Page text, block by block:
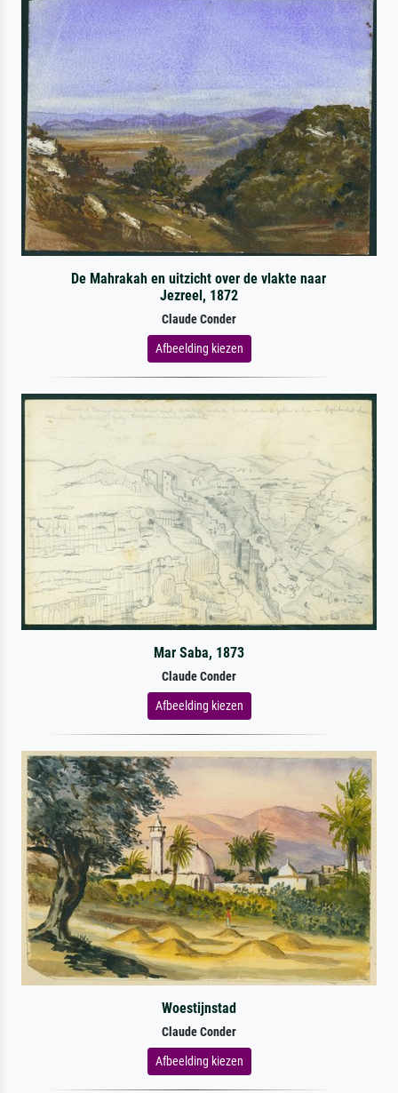
De Mahrakah en uitzicht over de vlakte naar
Jezreel, 1872
Claude Conder
Afbeelding kiezen
Mar Saba, 1873
Claude Conder
Afbeelding kiezen
Woestijnstad
Claude Conder
Afbeelding kiezen